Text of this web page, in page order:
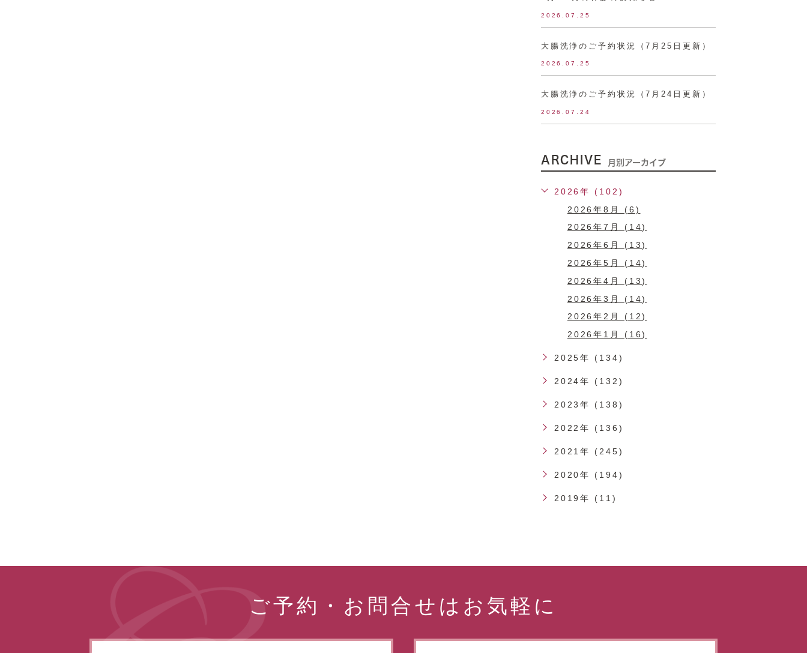
2026.07.25
大腸洗浄のご予約状況（7月25日更新）
2026.07.25
大腸洗浄のご予約状況（7月24日更新）
2026.07.24
ARCHIVE 月別アーカイブ
2026年 (102)
2026年8月 (6)
2026年7月 (14)
2026年6月 (13)
2026年5月 (14)
2026年4月 (13)
2026年3月 (14)
2026年2月 (12)
2026年1月 (16)
2025年 (134)
2024年 (132)
2023年 (138)
2022年 (136)
2021年 (245)
2020年 (194)
2019年 (11)
ご予約・お問合せはお気軽に